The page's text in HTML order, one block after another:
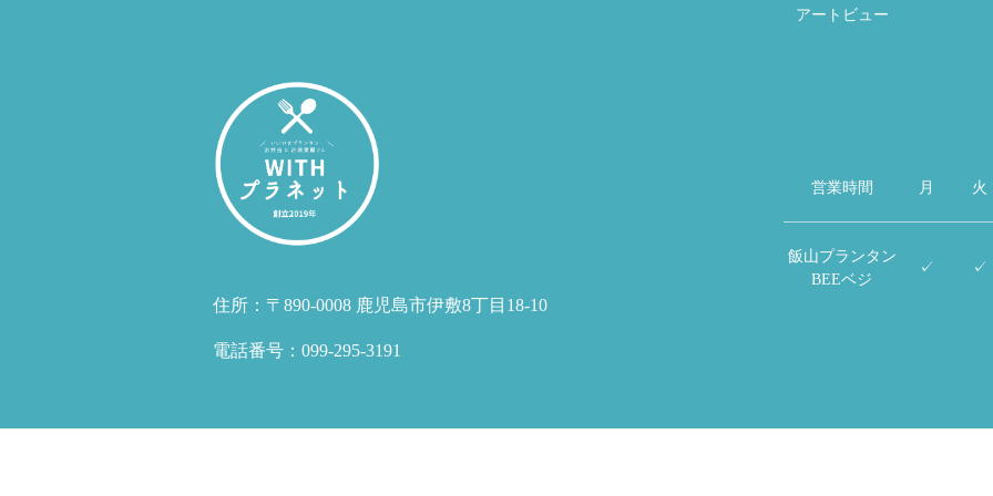
アートビュー
住所：〒890-0008 鹿児島市伊敷8丁目18-10
電話番号：099-295-3191
営業時間 月 火
飯山プランタン
BEEベジ
✓ ✓